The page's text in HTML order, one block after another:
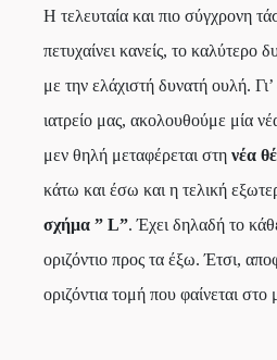
Η τελευταία και πιο σύγχρονη
πετυχαίνει κανείς, το καλύτερο
με την ελάχιστή δυνατή ουλή.
ιατρείο μας, ακολουθούμε μία
μεν θηλή μεταφέρεται στη νέα
κάτω και έσω και η τελική
σχήμα ” L”. Έχει δηλαδή το
οριζόντιο προς τα έξω. Έτσι,
οριζόντια τομή που φαίνεται στο